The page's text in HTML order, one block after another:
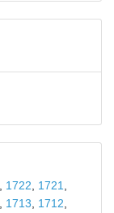
1722 1721
1713 1712